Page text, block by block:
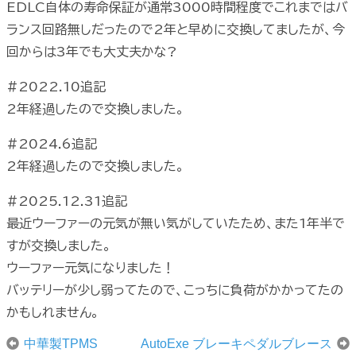
EDLC自体の寿命保証が通常3000時間程度でこれまではバ
ランス回路無しだったので2年と早めに交換してましたが、今
回からは3年でも大丈夫かな?
#2022.10追記
2年経過したので交換しました。
#2024.6追記
2年経過したので交換しました。
#2025.12.31追記
最近ウーファーの元気が無い気がしていたため、また1年半で
すが交換しました。
ウーファー元気になりました！
バッテリーが少し弱ってたので、こっちに負荷がかかってたの
かもしれません。
中華製TPMS AutoExe ブレーキペダルブレース